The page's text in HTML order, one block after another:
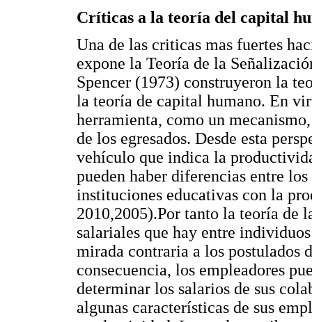
Críticas a la teoría del capital
Una de las criticas mas fuertes
expone la Teoría de la
Spencer (1973) construyeron la
la teoría de capital humano. En
herramienta, como un
de los egresados. Desde esta
vehículo que indica la
pueden haber diferencias entre
instituciones educativas con la
2010,2005).Por tanto la teoría de
salariales que hay entre
mirada contraria a los postulados
consecuencia, los empleadores
determinar los salarios de sus
algunas características de sus